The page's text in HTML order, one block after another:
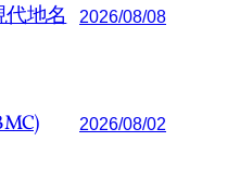
代地名 2026/08/08
2026/08/02